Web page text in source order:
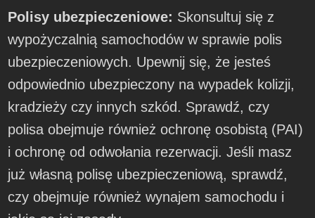
Polisy ubezpieczeniowe: Skonsultuj się z
wypożyczalnią samochodów w sprawie polis
ubezpieczeniowych. Upewnij się, że jesteś
odpowiednio ubezpieczony na wypadek kolizji,
kradzieży czy innych szkód. Sprawdź, czy
polisa obejmuje również ochronę osobistą (PAI)
i ochronę od odwołania rezerwacji. Jeśli masz
już własną polisę ubezpieczeniową, sprawdź,
czy obejmuje również wynajem samochodu i